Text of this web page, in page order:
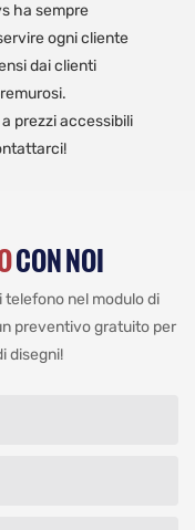
ha sempre
ogni cliente
dai clienti
prezzi accessibili
CON NOI
telefono nel modulo di
preventivo gratuito per
disegni!